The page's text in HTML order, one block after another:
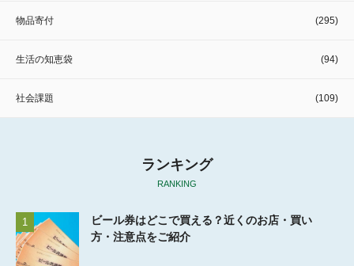
物品寄付 (295)
生活の知恵袋 (94)
社会課題 (109)
ランキング
RANKING
1
ビール券はどこで買える？近くのお店・買い
方・注意点をご紹介